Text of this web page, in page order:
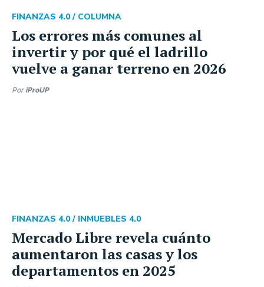
Los errores más comunes al
invertir y por qué el ladrillo
vuelve a ganar terreno en 2026
FINANZAS 4.0 / COLUMNA
Por iProUP
Mercado Libre revela cuánto
aumentaron las casas y los
departamentos en 2025
FINANZAS 4.0 / INMUEBLES 4.0